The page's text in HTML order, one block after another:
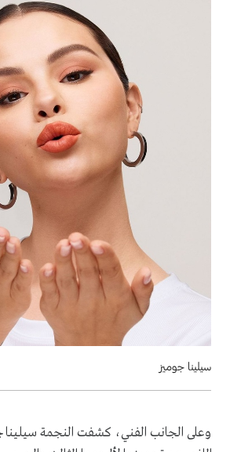
سيلينا جوميز
وعلى الجانب الفني، كشفت النجمة سيلينا